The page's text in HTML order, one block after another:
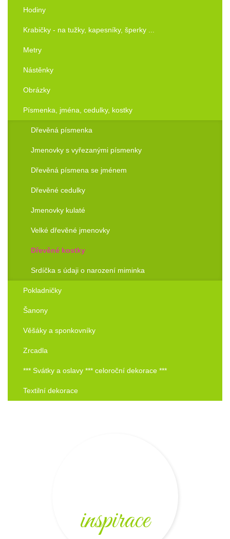
Hodiny
Krabičky - na tužky, kapesníky, šperky ...
Metry
Nástěnky
Obrázky
Písmenka, jména, cedulky, kostky
Dřevěná písmenka
Jmenovky s vyřezanými písmenky
Dřevěná písmena se jménem
Dřevěné cedulky
Jmenovky kulaté
Velké dřevěné jmenovky
Dřevěné kostky
Srdíčka s údaji o narození miminka
Pokladničky
Šanony
Věšáky a sponkovníky
Zrcadla
*** Svátky a oslavy *** celoroční dekorace ***
Textilní dekorace
inspirace